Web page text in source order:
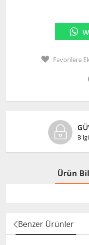
Favorilere
Ürün
Benzer Ürünler